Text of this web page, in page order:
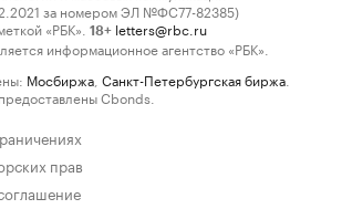
за номером ЭЛ №ФС77-82385)
«РБК».
18+ letters@rbc.ru
информационное агентство «РБК».
Мосбиржа Санкт-Петербургская биржа
Cbonds.
прав